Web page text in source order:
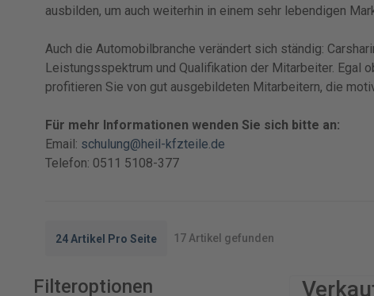
ausbilden, um auch weiterhin in einem sehr lebendigen
Auch die Automobilbranche verändert sich ständig:
Leistungsspektrum und Qualifikation der Mitarbeiter. Egal
profitieren Sie von gut ausgebildeten Mitarbeitern, die
Für mehr Informationen wenden Sie sich bitte an:
Email: schulung@heil-kfzteile.de
Telefon: 0511 5108-377
24 Artikel Pro Seite 17 Artikel gefunden
Filteroptionen